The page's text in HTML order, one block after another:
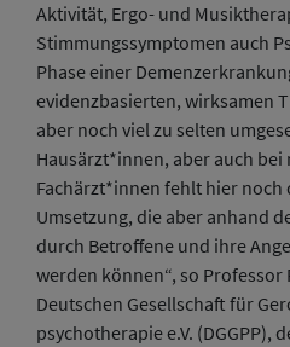
Aktivität, Ergo- und
Stimmungssymptomen auch
Phase einer
evidenzbasierten, wirksamen
aber noch viel zu selten
Hausärzt*innen, aber auch bei
Fachärzt*innen fehlt hier noch
Umsetzung, die aber anhand
durch Betroffene und ihre
werden können“, so Professor
Deutschen Gesellschaft für
psychotherapie e.V. (DGGPP),